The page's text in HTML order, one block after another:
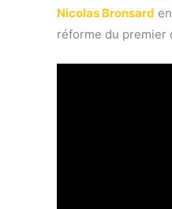
Nicolas Bronsard
réforme du premier